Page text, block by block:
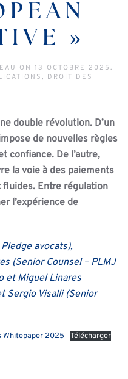
»
ON 13 OCTOBRE 2025 .
, DROIT DES
double révolution. D’un
de nouvelles règles
confiance. De l’autre,
la voie à des paiements
Entre régulation
l’expérience de
avocats),
(Senior Counsel – PLMJ
et Miguel Linares
Sergio Visalli (Senior
Whitepaper 2025 Télécharger